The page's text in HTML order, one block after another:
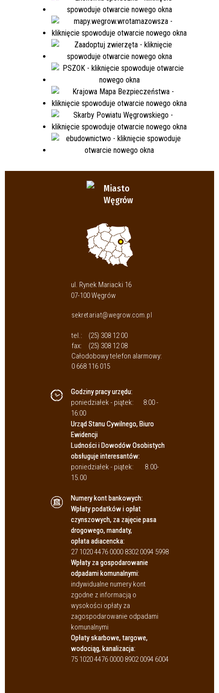
Miasto
Węgrów
ul. Rynek Mariacki 16
07-100 Węgrów
sekretariat@wegrow.com.pl
tel.:
(25) 308 12 00
fax:
(25) 308 12 08
Całodobowy telefon alarmowy:
0 668 116 015
Godziny pracy urzędu:
poniedziałek - piątek:
8:00 -
16:00
Urząd Stanu Cywilnego, Biuro
Ewidencji
Ludności i Dowodów Osobistych
obsługuje interesantów:
poniedziałek - piątek:
8.00-
15.00
Numery kont bankowych:
Wpłaty podatków i opłat
czynszowych, za zajęcie pasa
drogowego, mandaty,
opłata adiacencka:
27 1020 4476 0000 8302 0094 5998
Wpłaty za gospodarowanie
odpadami komunalnymi:
indywidualne numery kont
zgodne z informacją o
wysokości opłaty za
zagospodarowanie odpadami
komunalnymi
Opłaty skarbowe, targowe,
wodociąg, kanalizacja:
75 1020 4476 0000 8902 0094 6004